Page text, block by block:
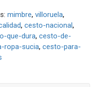
mimbre villoruela
cesto-nacional
que-dura cesto-de-
ropa-sucia cesto-para-